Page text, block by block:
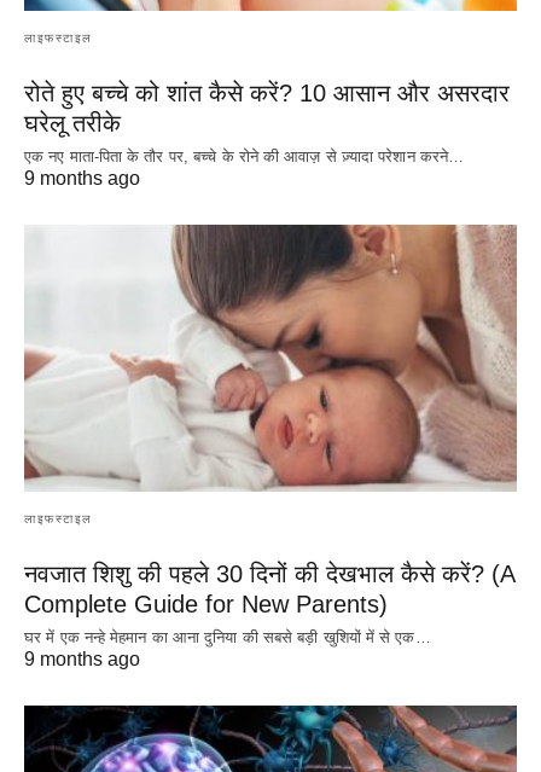
लाइफस्टाइल
रोते हुए बच्चे को शांत कैसे करें? 10 आसान और असरदार
घरेलू तरीके
एक नए माता-पिता के तौर पर, बच्चे के रोने की आवाज़ से ज़्यादा परेशान करने…
9 months ago
लाइफस्टाइल
नवजात शिशु की पहले 30 दिनों की देखभाल कैसे करें? (A
Complete Guide for New Parents)
घर में एक नन्हे मेहमान का आना दुनिया की सबसे बड़ी खुशियों में से एक…
9 months ago